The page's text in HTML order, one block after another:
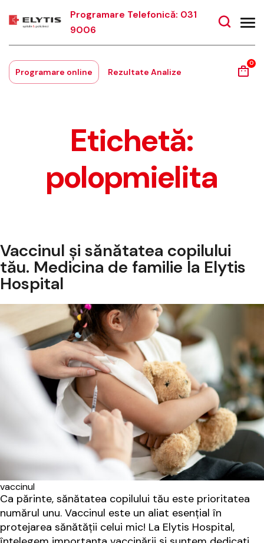
Programare Telefonică: 031
9006
Programare online Rezultate Analize
0
Etichetă:
polopmielita
Vaccinul și sănătatea copilului
tău. Medicina de familie la Elytis
Hospital
vaccinul
Ca părinte, sănătatea copilului tău este prioritatea
numărul unu. Vaccinul este un aliat esențial în
protejarea sănătății celui mic! La Elytis Hospital,